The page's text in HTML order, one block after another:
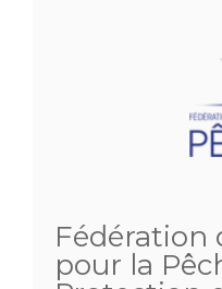
Fédération
pour la